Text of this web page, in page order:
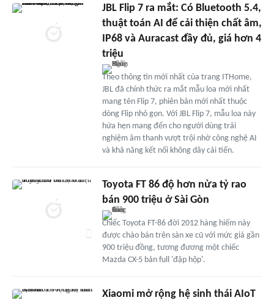
JBL Flip 7 ra mắt: Có Bluetooth 5.4,
thuật toán AI để cải thiện chất âm,
IP68 và Auracast đầy đủ, giá hơn 4
triệu
Theo thông tin mới nhất của trang ITHome,
JBL đã chính thức ra mắt mẫu loa mới nhất
mang tên Flip 7, phiên bản mới nhất thuộc
dòng Flip nhỏ gọn. Với JBL Flip 7, mẫu loa này
hứa hẹn mang đến cho người dùng trải
nghiệm âm thanh vượt trội nhờ công nghệ AI
và khả năng kết nối không dây cải tiến.
Toyota FT 86 độ hơn nửa tỷ rao
bán 900 triệu ở Sài Gòn
Chiếc Toyota FT-86 đời 2012 hàng hiếm này
được chào bán trên sàn xe cũ với mức giá gần
900 triệu đồng, tương đương một chiếc
Mazda CX-5 bản full 'đập hộp'.
Xiaomi mở rộng hệ sinh thái AIoT